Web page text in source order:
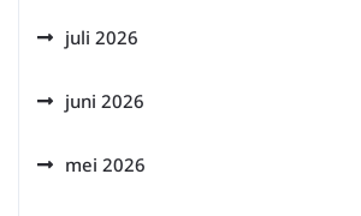
juli 2026
juni 2026
mei 2026